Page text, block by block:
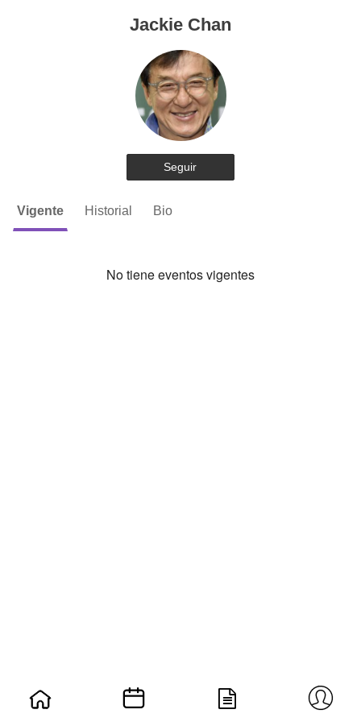
Jackie Chan
Seguir
Vigente Historial Bio
No tiene eventos vigentes